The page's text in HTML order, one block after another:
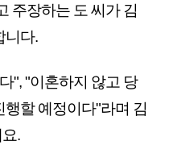
주장하는 도 씨가 김
니다.
", "이혼하지 않고 당
할 예정이다"라며 김
.